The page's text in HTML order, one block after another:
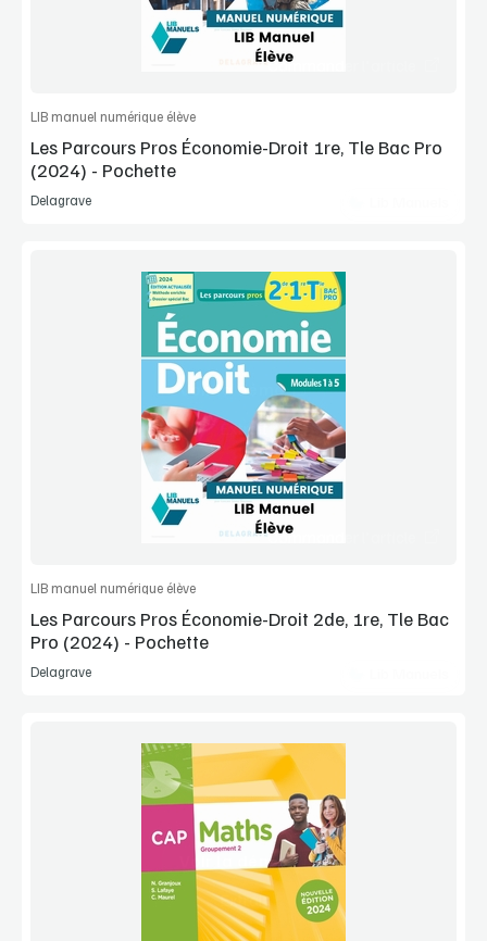
Commander l'article
LIB manuel numérique élève
Les Parcours Pros Économie-Droit 1re, Tle Bac Pro
(2024) - Pochette
Delagrave
Voir la démo
Extrait
Commander l'article
LIB manuel numérique élève
Les Parcours Pros Économie-Droit 2de, 1re, Tle Bac
Pro (2024) - Pochette
Delagrave
Voir la démo
Extrait